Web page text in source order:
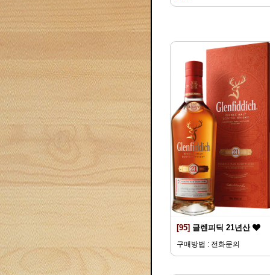
[95] 글렌피딕 21년산
구매방법 : 전화문의